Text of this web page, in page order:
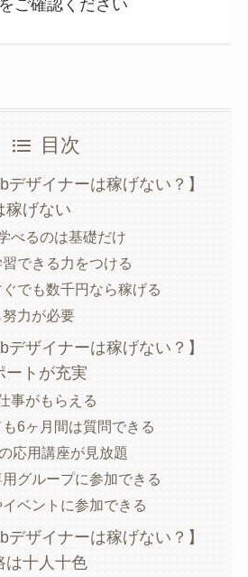
ご確認ください
目次
デザイナーは稼げない？】
稼げない
べるのは基礎だけ
できる力をつける
でも数千円なら稼げる
力が必要
デザイナーは稼げない？】
ートが充実
事がもらえる
6ヶ月間は質問できる
応用講座が見放題
グループに参加できる
ベントに参加できる
デザイナーは稼げない？】
は十人十色